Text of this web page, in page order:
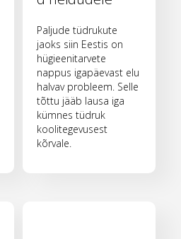
Paljude tüdrukute
jaoks siin Eestis on
hügieenitarvete
nappus igapäevast elu
halvav probleem. Selle
tõttu jääb lausa iga
kümnes tüdruk
koolitegevusest
kõrvale.